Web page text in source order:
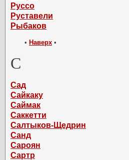
Руссо
Руставели
Рыбаков
• Наверх •
С
Сад
Сайкаку
Саймак
Саккетти
Салтыков-Щедрин
Санд
Сароян
Сартр